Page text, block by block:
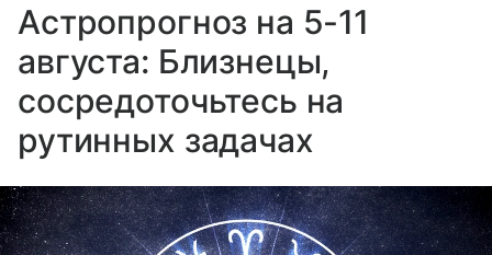
Астропрогноз на 5-11
августа: Близнецы,
сосредоточьтесь на
рутинных задачах